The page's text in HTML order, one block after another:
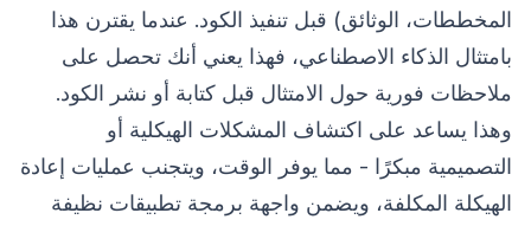
المخططات، الوثائق) قبل تنفيذ الكود. عندما يقترن هذا
بامتثال الذكاء الاصطناعي، فهذا يعني أنك تحصل على
ملاحظات فورية حول الامتثال قبل كتابة أو نشر الكود.
وهذا يساعد على اكتشاف المشكلات الهيكلية أو
التصميمية مبكرًا - مما يوفر الوقت، ويتجنب عمليات إعادة
الهيكلة المكلفة، ويضمن واجهة برمجة تطبيقات نظيفة